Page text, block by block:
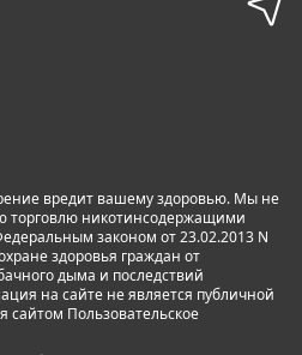
вредит вашему здоровью. Мы не
торговлю никотинсодержащими
законом от 23.02.2013 N
здоровья граждан от
дыма и последствий
на сайте не является публичной
сайтом Пользовательское